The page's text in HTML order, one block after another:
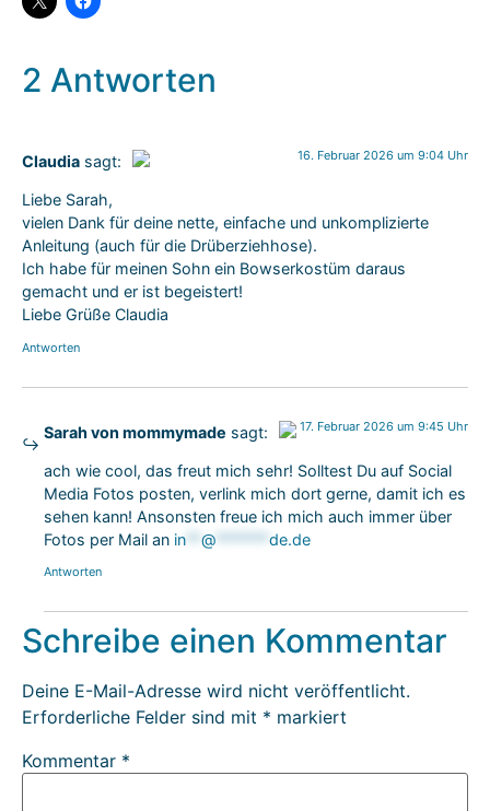
2 Antworten
Claudia sagt:
Das „Echte-Person“-Abzeichen!
Anti-Spam von CleanTalk
16. Februar 2026 um 9:04 Uhr
Liebe Sarah,
vielen Dank für deine nette, einfache und unkomplizierte
Anleitung (auch für die Drüberziehhose).
Ich habe für meinen Sohn ein Bowserkostüm daraus
gemacht und er ist begeistert!
Liebe Grüße Claudia
Antworten
Sarah von mommymade sagt:
Das „Echte-Person“-Abzeichen!
Anti-Spam von CleanTalk
17. Februar 2026 um 9:45 Uhr
ach wie cool, das freut mich sehr! Solltest Du auf Social
Media Fotos posten, verlink mich dort gerne, damit ich es
sehen kann! Ansonsten freue ich mich auch immer über
Fotos per Mail an in @ de.de
Antworten
Schreibe einen Kommentar
Deine E-Mail-Adresse wird nicht veröffentlicht.
Erforderliche Felder sind mit * markiert
Kommentar *